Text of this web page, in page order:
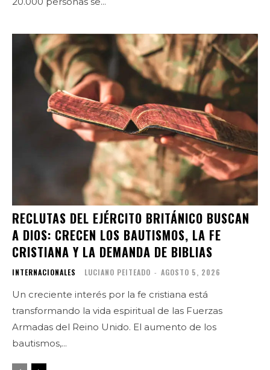
RECLUTAS DEL EJÉRCITO BRITÁNICO BUSCAN
A DIOS: CRECEN LOS BAUTISMOS, LA FE
CRISTIANA Y LA DEMANDA DE BIBLIAS
INTERNACIONALES LUCIANO PEITEADO - AGOSTO 5, 2026
Un creciente interés por la fe cristiana está
transformando la vida espiritual de las Fuerzas
Armadas del Reino Unido. El aumento de los
bautismos,...